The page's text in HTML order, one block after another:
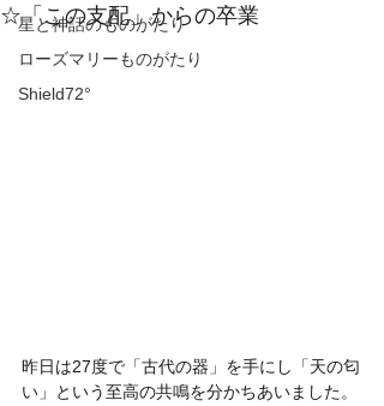
星と神話のものがたり
ローズマリーものがたり
Shield72°
☆「この支配」からの卒業
昨日は27度で「古代の器」を手にし「天の匂
い」という至高の共鳴を分かちあいました。